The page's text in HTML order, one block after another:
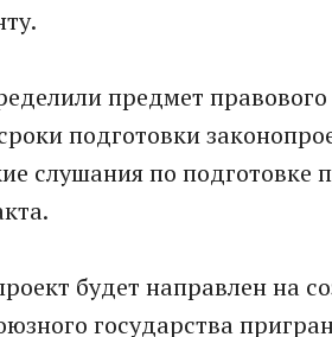
предмет
подготовки
слушания по подготовке
будет направлен на
государства